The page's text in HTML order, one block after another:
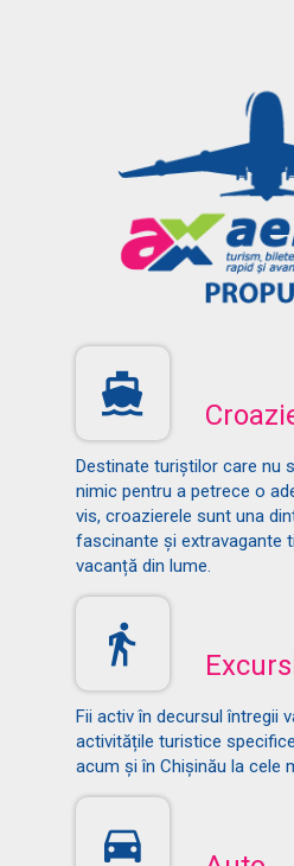
Destinate turiștilor care nu
nimic pentru a petrece o
vis, croazierele sunt una
fascinante și extravagante
vacanță din lume.
Fii activ în decursul întregii
activitățile turistice
acum și în Chișinău la cele